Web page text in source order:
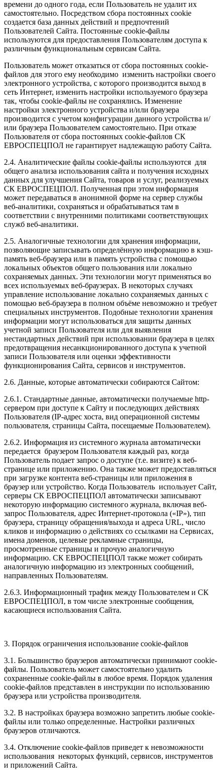
времени до одного года, если Пользователь не удалит их
самостоятельно. Посредством сбора постоянных cookie
создается база данных действий и предпочтений
Пользователей Сайта. Постоянные cookie-файлы
используются для предоставления Пользователям доступа к
различным функциональным сервисам Сайта.
Пользователь может отказаться от сбора постоянных cookie-
файлов для этого ему необходимо изменить настройки своего
электронного устройства, с которого производится выход в
сеть Интернет, изменить настройки используемого браузера
так, чтобы cookie-файлы не сохранялись. Изменение
настройки электронного устройства и/или браузера
производится с учетом конфигурации данного устройства и/
или браузера Пользователем самостоятельно. При отказе
Пользователя от сбора постоянных cookie-файлов СК
ЕВРОСПЕЦПОЛ не гарантирует надлежащую работу Сайта.
2.4. Аналитические файлы cookie-файлы используются для
общего анализа использования сайта и получения исходных
данных для улучшения Сайта, товаров и услуг, реализуемых
СК ЕВРОСПЕЦПОЛ. Полученная при этом информация
может передаваться в анонимной форме на сервер службы
веб-аналитики, сохраняться и обрабатываться там в
соответствии с внутренними политиками соответствующих
служб веб-аналитики.
2.5. Аналогичные технологии для хранения информации,
позволяющие записывать определённую информацию в кэш-
память веб-браузера или в память устройства с помощью
локальных объектов общего пользования или локально
сохраняемых данных. Эти технологии могут применяться во
всех используемых веб-браузерах. В некоторых случаях
управление использование локально сохраняемых данных с
помощью веб-браузера в полном объёме невозможно и требует
специальных инструментов. Подобные технологии хранения
информации могут использоваться для защиты данных
учетной записи Пользователя или для выявления
нестандартных действий при использовании браузера в целях
предотвращения несанкционированного доступа к учетной
записи Пользователя или оценки эффективности
функционирования Сайта, сервисов и инструментов.
2.6. Данные, которые автоматически собираются Сайтом:
2.6.1. Стандартные данные, автоматически получаемые http-
сервером при доступе к Сайту и последующих действиях
Пользователя (IP-адрес хоста, вид операционной системы
пользователя, страницы Сайта, посещаемые Пользователем).
2.6.2. Информация из системного журнала автоматически
передается браузером Пользователя каждый раз, когда
Пользователь подает запрос о доступе (т.е. визите) к веб-
странице или приложению. Она также может предоставляться
при загрузке контента веб-страницы или приложения в
браузер или устройство. Когда Пользователь использует Сайт,
серверы СК ЕВРОСПЕЦПОЛ автоматически записывают
некоторую информацию системного журнала, включая веб-
запрос Пользователя, адрес Интернет-протокола («IP»), тип
браузера, страницу обращения/выхода и адреса URL, число
кликов и информацию о действиях со ссылками на Сервисах,
имена доменов, целевые рекламные страницы,
просмотренные страницы и прочую аналогичную
информацию. СК ЕВРОСПЕЦПОЛ также может собирать
аналогичную информацию из электронных сообщений,
направленных Пользователям.
2.6.3. Информационный трафик между Пользователем и СК
ЕВРОСПЕЦПОЛ, в том числе электронные сообщения,
касающиеся использования Сайта.
3. Порядок ограничения использование cookie-файлов
3.1. Большинство браузеров автоматически принимают cookie-
файлы. Пользователь может самостоятельно удалить
сохраненные cookie-файлы в любое время. Порядок удаления
cookie-файлов представлен в инструкции по использованию
браузера или устройства производителя.
3.2. В настройках браузера возможно запретить любые cookie-
файлы или только определенные. Настройки различных
браузеров отличаются.
3.4. Отключение cookie-файлов приведет к невозможности
использования некоторых функций, сервисов, инструментов
и приложений Сайта.